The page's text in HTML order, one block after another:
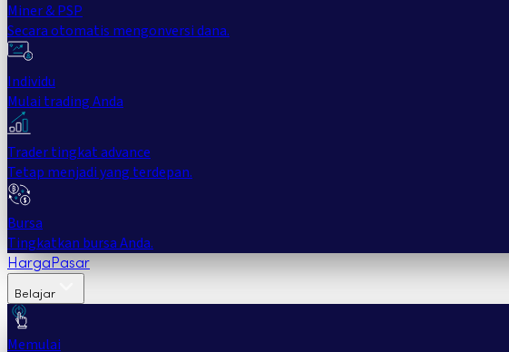
Miner & PSP
Secara otomatis mengonversi dana.
Individu
Mulai trading Anda
Trader tingkat advance
Tetap menjadi yang terdepan.
Bursa
Tingkatkan bursa Anda.
Harga Pasar
Belajar
Memulai